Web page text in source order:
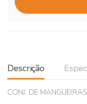
Descrição
CONJ. DE